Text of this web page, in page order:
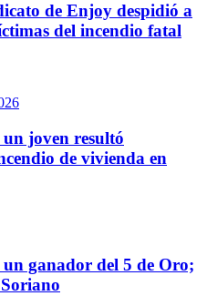
de Enjoy despidió a
del incendio fatal
un joven resultó
de vivienda en
ganador del 5 de Oro;